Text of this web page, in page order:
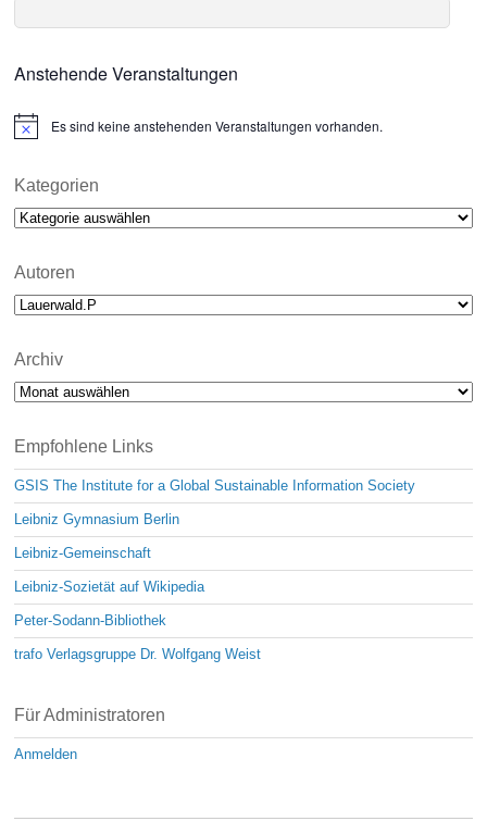
Anstehende Veranstaltungen
N
i
e
Es sind keine anstehenden Veranstaltungen vorhanden.
Kategorien
Kategorien
Autoren
Archiv
Archiv
Empfohlene Links
GSIS The Institute for a Global Sustainable Information Society
Leibniz Gymnasium Berlin
Leibniz-Gemeinschaft
Leibniz-Sozietät auf Wikipedia
Peter-Sodann-Bibliothek
trafo Verlagsgruppe Dr. Wolfgang Weist
Für Administratoren
Anmelden